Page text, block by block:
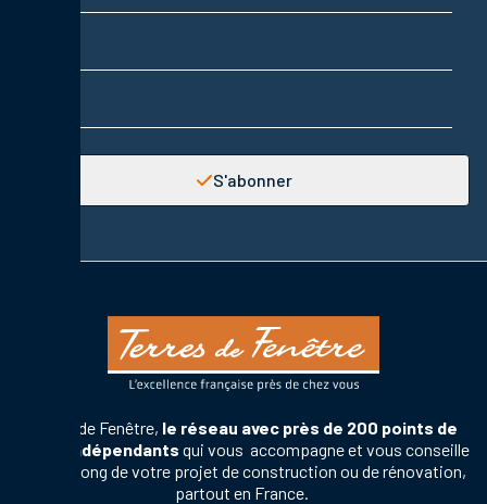
S'abonner
Terres de Fenêtre, le réseau avec près de 200 points de
vente indépendants qui vous accompagne et vous conseille
tout au long de votre projet de construction ou de rénovation,
partout en France.